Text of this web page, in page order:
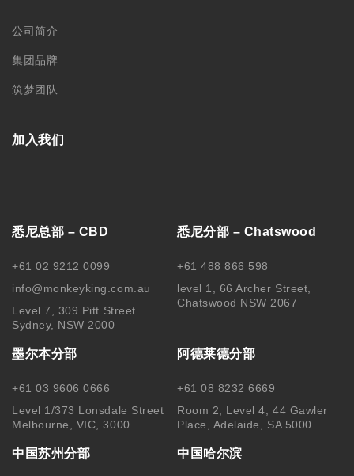
公司简介
集团品牌
筑梦团队
加入我们
悉尼总部 – CBD
+61 02 9212 0099
info@monkeyking.com.au
Level 7, 309 Pitt Street
Sydney, NSW 2000
悉尼分部 – Chatswood
+61 488 866 598
level 1, 66 Archer Street,
Chatswood NSW 2067
墨尔本分部
+61 03 9606 0666
Level 1/373 Lonsdale Street
Melbourne, VIC, 3000
阿德莱德分部
+61 08 8232 6669
Room 2, Level 4, 44 Gawler
Place, Adelaide, SA 5000
中国苏州分部 中国哈尔滨